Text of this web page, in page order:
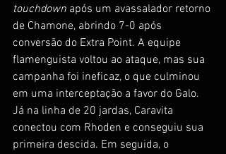
touchdown após um avassalador retorno
de Chamone, abrindo 7-0 após
conversão do Extra Point. A equipe
flamenguista voltou ao ataque, mas sua
campanha foi ineficaz, o que culminou
em uma interceptação a favor do Galo.
Já na linha de 20 jardas, Caravita
conectou com Rhoden e conseguiu sua
primeira descida. Em seguida, o